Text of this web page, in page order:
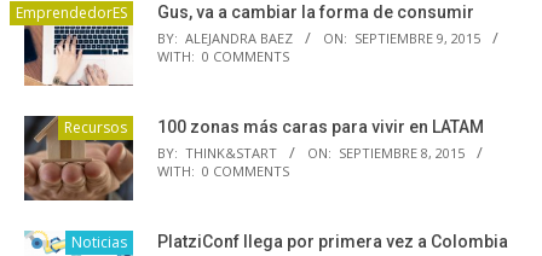
EmprendedorES Gus, va a cambiar la forma de consumir
BY: ALEJANDRA BAEZ ON: SEPTIEMBRE 9, 2015
WITH: 0 COMMENTS
Recursos 100 zonas más caras para vivir en LATAM
BY: THINK&START ON: SEPTIEMBRE 8, 2015
WITH: 0 COMMENTS
Noticias PlatziConf llega por primera vez a Colombia